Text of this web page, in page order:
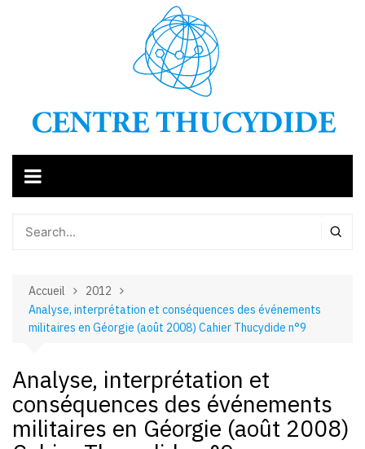
Accueil
2012
Analyse, interprétation et conséquences des événements
militaires en Géorgie (août 2008) Cahier Thucydide n°9
Analyse, interprétation et
conséquences des événements
militaires en Géorgie (août 2008)